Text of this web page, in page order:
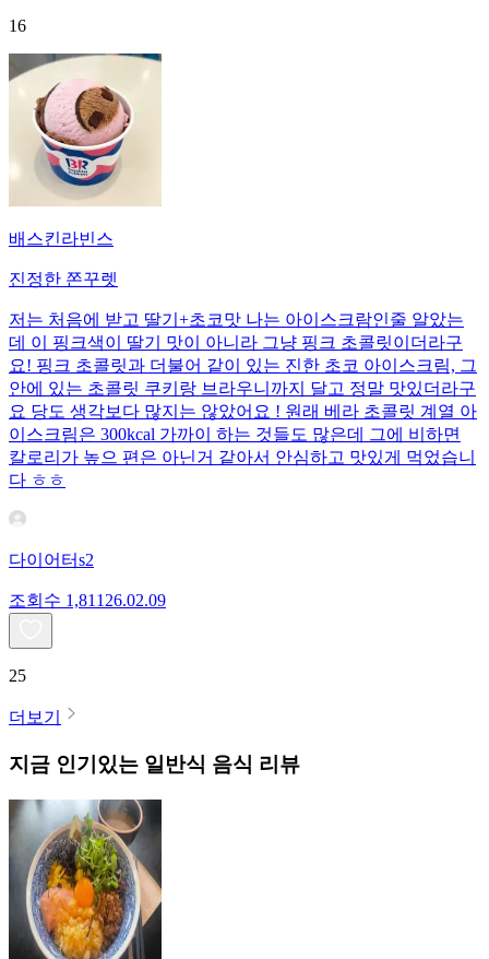
16
배스킨라빈스
진정한 쫀꾸렛
저는 처음에 받고 딸기+초코맛 나는 아이스크람인줄 알았는
데 이 핑크색이 딸기 맛이 아니라 그냥 핑크 초콜릿이더라구
요! 핑크 초콜릿과 더불어 같이 있는 진한 초코 아이스크림, 그
안에 있는 초콜릿 쿠키랑 브라우니까지 달고 정말 맛있더라구
요 당도 생각보다 많지는 않았어요 ! 원래 베라 초콜릿 계열 아
이스크림은 300kcal 가까이 하는 것들도 많은데 그에 비하면
칼로리가 높으 편은 아닌거 같아서 안심하고 맛있게 먹었습니
다 ㅎㅎ
다이어터s2
조회수 1,811 26.02.09
25
더보기
지금 인기있는 일반식 음식 리뷰